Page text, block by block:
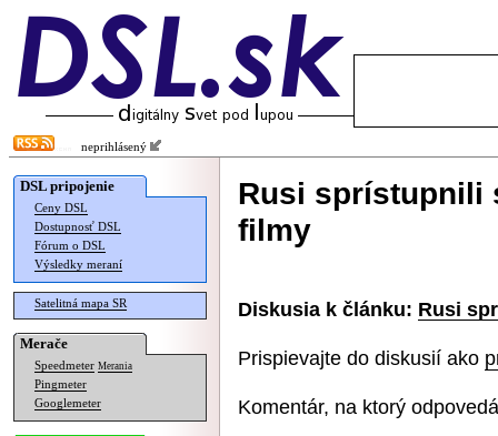
neprihlásený
DSL pripojenie
Ceny DSL
Dostupnosť DSL
Fórum o DSL
Výsledky meraní
Satelitná mapa SR
Merače
Speedmeter Merania
Pingmeter
Googlemeter
Rusi sprístupnili
filmy
Diskusia k článku: Rusi
Prispievajte do diskusií ako
Komentár, na ktorý